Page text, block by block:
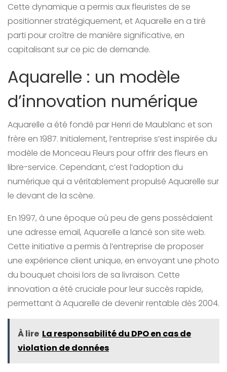
Cette dynamique a permis aux fleuristes de se
positionner stratégiquement, et Aquarelle en a tiré
parti pour croître de manière significative, en
capitalisant sur ce pic de demande.
Aquarelle : un modèle
d’innovation numérique
Aquarelle a été fondé par Henri de Maublanc et son
frère en 1987. Initialement, l’entreprise s’est inspirée du
modèle de Monceau Fleurs pour offrir des fleurs en
libre-service. Cependant, c’est l’adoption du
numérique qui a véritablement propulsé Aquarelle sur
le devant de la scène.
En 1997, à une époque où peu de gens possédaient
une adresse email, Aquarelle a lancé son site web.
Cette initiative a permis à l’entreprise de proposer
une expérience client unique, en envoyant une photo
du bouquet choisi lors de sa livraison. Cette
innovation a été cruciale pour leur succès rapide,
permettant à Aquarelle de devenir rentable dès 2004.
À lire La responsabilité du DPO en cas de
violation de données